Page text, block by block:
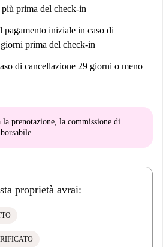
prima del check-in
pagamento iniziale in caso di
prima del check-in
di cancellazione 29 giorni o meno
prenotazione, la commissione di
proprietà avrai: